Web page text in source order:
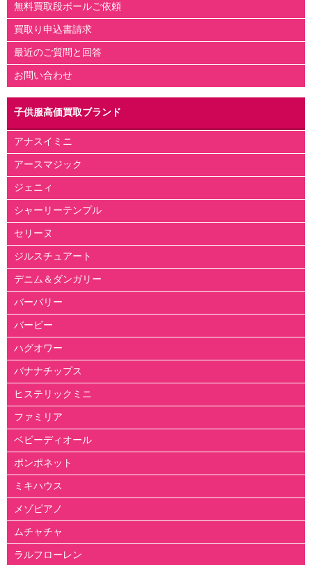
無料買取段ボールご依頼
買取り申込書請求
最近のご質問と回答
お問い合わせ
子供服高価買取ブランド
アナスイミニ
アースマジック
ジェニィ
シャーリーテンプル
セリーヌ
ジルスチュアート
デニム＆ダンガリー
バーバリー
バービー
ハグオワー
バナナチップス
ヒステリックミニ
ファミリア
ベビーディオール
ポンポネット
ミキハウス
メゾピアノ
ムチャチャ
ラルフローレン